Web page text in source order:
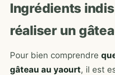
Ingrédients
réaliser un
Pour bien comprendre
gâteau au yaourt, il est